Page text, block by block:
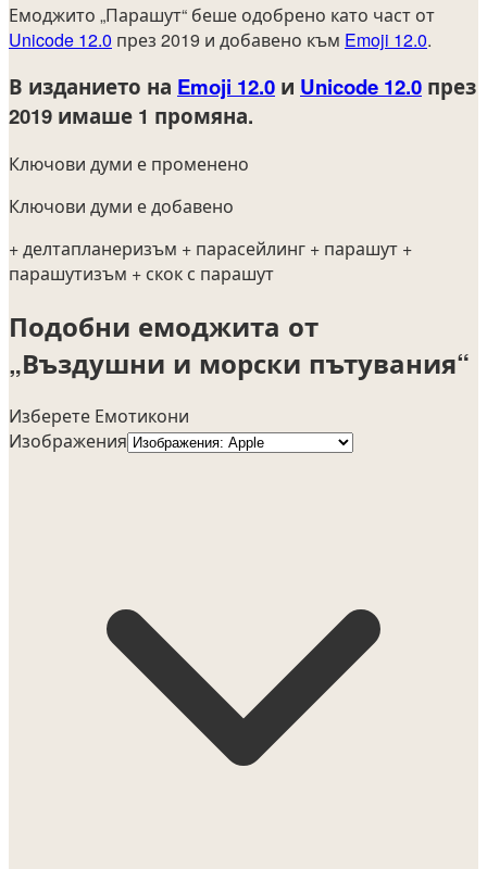
Емоджито „Парашут“ беше одобрено като част от
Unicode 12.0 през 2019 и добавено към Emoji 12.0.
В изданието на Emoji 12.0 и Unicode 12.0 през
2019 имаше 1 промяна.
Ключови думи е променено
Ключови думи е добавено
+ делтапланеризъм + парасейлинг + парашут +
парашутизъм + скок с парашут
Подобни емоджита от
„Въздушни и морски пътувания“
Изберете Емотикони
Изображения